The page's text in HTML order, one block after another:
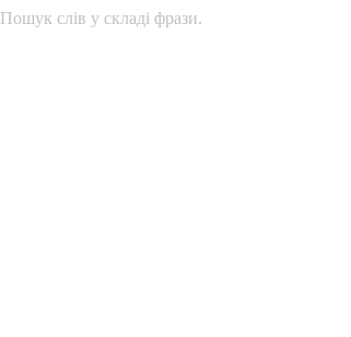
Пошук слів у складі фрази.